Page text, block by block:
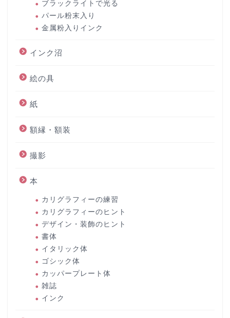
ブラックライトで光る
パール粉末入り
金属粉入りインク
インク沼
絵の具
紙
額縁・額装
撮影
本
カリグラフィーの練習
カリグラフィーのヒント
デザイン・装飾のヒント
書体
イタリック体
ゴシック体
カッパープレート体
雑誌
インク